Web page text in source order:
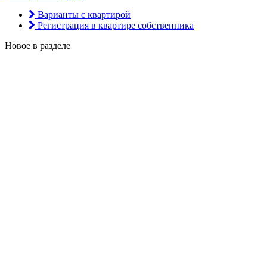
Варианты с квартирой
Регистрация в квартире собственника
Новое в разделе